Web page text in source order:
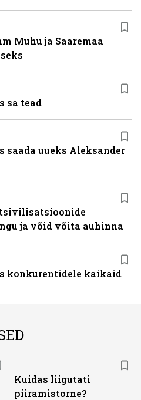
Muhu ja Saaremaa
sa tead
saada uueks Aleksander
ja võid võita auhinna
konkurentidele kaikaid
Kuidas liigutati
piiramistorne?